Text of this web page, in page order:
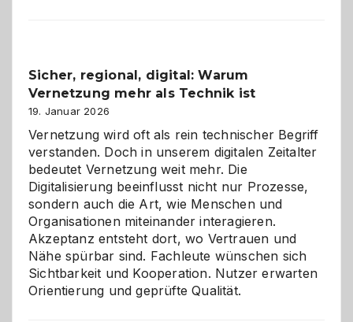
ein
dreifaches
Alaaf!
Sicher, regional, digital: Warum
Vernetzung mehr als Technik ist
19. Januar 2026
Vernetzung wird oft als rein technischer Begriff
verstanden. Doch in unserem digitalen Zeitalter
bedeutet Vernetzung weit mehr. Die
Digitalisierung beeinflusst nicht nur Prozesse,
sondern auch die Art, wie Menschen und
Organisationen miteinander interagieren.
Akzeptanz entsteht dort, wo Vertrauen und
Nähe spürbar sind. Fachleute wünschen sich
Sichtbarkeit und Kooperation. Nutzer erwarten
Orientierung und geprüfte Qualität.